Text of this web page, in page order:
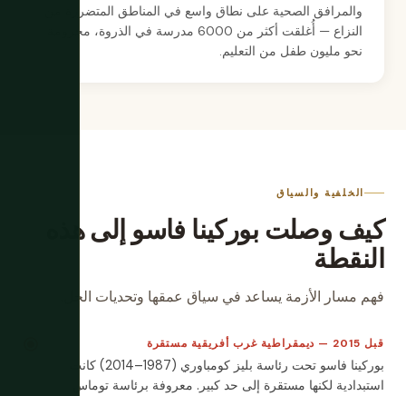
والمرافق الصحية على نطاق واسع في المناطق المتضررة من
النزاع — أُغلقت أكثر من 6000 مدرسة في الذروة، محرومة
نحو مليون طفل من التعليم.
الخلفية والسياق
كيف وصلت بوركينا فاسو إلى هذه
النقطة
فهم مسار الأزمة يساعد في سياق عمقها وتحديات الحل.
قبل 2015 — ديمقراطية غرب أفريقية مستقرة
بوركينا فاسو تحت رئاسة بليز كومباوري (1987–2014) كانت
استبدادية لكنها مستقرة إلى حد كبير. معروفة برئاسة توماس